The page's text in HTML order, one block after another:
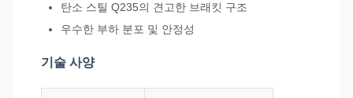
탄소 스틸 Q235의 견고한 브래킷 구조
우수한 부하 분포 및 안정성
기술 사양